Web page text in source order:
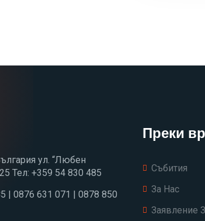
ул. “Любен
Тел: +359 54 830 485
| 0876 631 071 | 0878 850
Преки
Събития
За Нас
Заявление